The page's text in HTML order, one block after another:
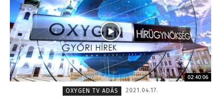
02:40:06
OXYGEN TV ADÁS
2021.04.17.